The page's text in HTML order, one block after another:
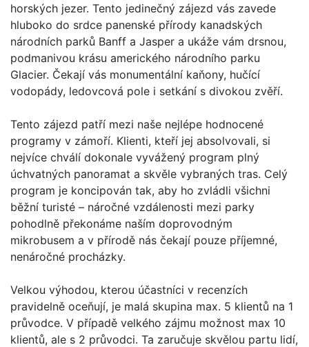
horských jezer. Tento jedinečný zájezd vás zavede
hluboko do srdce panenské přírody kanadských
národních parků Banff a Jasper a ukáže vám drsnou,
podmanivou krásu amerického národního parku
Glacier. Čekají vás monumentální kaňony, hučící
vodopády, ledovcová pole i setkání s divokou zvěří.
Tento zájezd patří mezi naše nejlépe hodnocené
programy v zámoří. Klienti, kteří jej absolvovali, si
nejvíce chválí dokonale vyvážený program plný
úchvatných panoramat a skvěle vybraných tras. Celý
program je koncipován tak, aby ho zvládli všichni
běžní turisté – náročné vzdálenosti mezi parky
pohodlně překonáme naším doprovodným
mikrobusem a v přírodě nás čekají pouze příjemné,
nenáročné procházky.
Velkou výhodou, kterou účastníci v recenzích
pravidelně oceňují, je malá skupina max. 5 klientů na 1
průvodce. V případě velkého zájmu možnost max 10
klientů, ale s 2 průvodci. Ta zaručuje skvělou partu lidí,